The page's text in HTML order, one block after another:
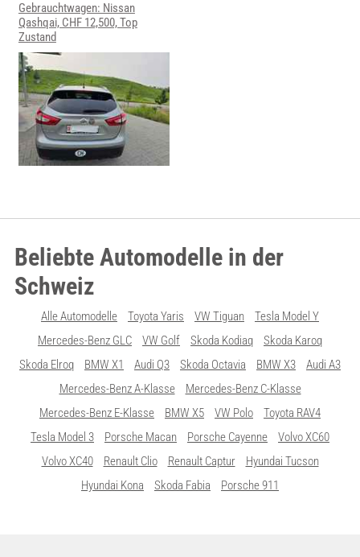
Gebrauchtwagen: Nissan
Qashqai, CHF 12,500, Top
Zustand
Beliebte Automodelle in der
Schweiz
Alle Automodelle Toyota Yaris VW Tiguan
Tesla Model Y
Mercedes-Benz GLC
VW Golf Skoda Kodiaq
Skoda Karoq
Skoda Elroq
BMW X1 Audi Q3 Skoda Octavia BMW X3
Audi A3
Mercedes-Benz A-Klasse
Mercedes-Benz C-Klasse
Mercedes-Benz E-Klasse
BMW X5 VW Polo
Toyota RAV4
Tesla Model 3
Porsche Macan Porsche Cayenne
Volvo XC60
Volvo XC40
Renault Clio Renault Captur
Hyundai Tucson
Hyundai Kona
Skoda Fabia Porsche 911